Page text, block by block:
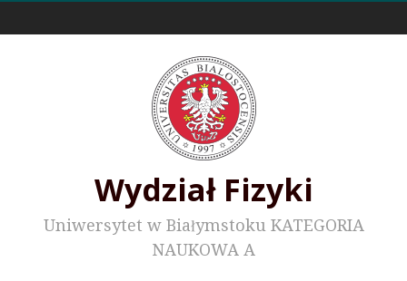
Wydział Fizyki
Uniwersytet w Białymstoku KATEGORIA
NAUKOWA A